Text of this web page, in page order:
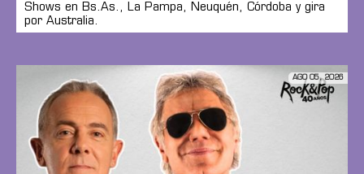
Shows en Bs.As., La Pampa, Neuquén, Córdoba y gira
por Australia.
AGO 05, 2026